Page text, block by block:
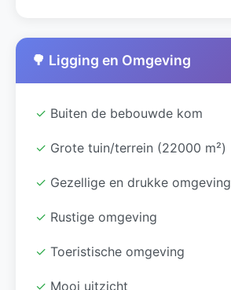
🌳 Ligging en Omgeving
✓ Buiten de bebouwde kom
✓ Grote tuin/terrein (22000 m²)
✓ Gezellige en drukke omgeving
✓ Rustige omgeving
✓ Toeristische omgeving
✓ Mooi uitzicht